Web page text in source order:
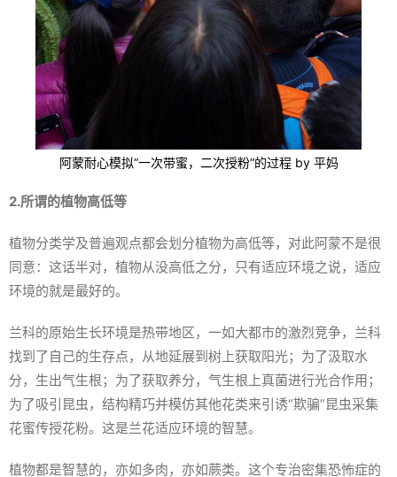
阿蒙耐心模拟“一次带蜜，二次授粉“的过程 by 平妈
2.所谓的植物高低等
植物分类学及普遍观点都会划分植物为高低等，对此阿蒙不是很
同意：这话半对，植物从没高低之分，只有适应环境之说，适应
环境的就是最好的。
兰科的原始生长环境是热带地区，一如大都市的激烈竞争，兰科
找到了自己的生存点，从地延展到树上获取阳光；为了汲取水
分，生出气生根；为了获取养分，气生根上真菌进行光合作用；
为了吸引昆虫，结构精巧并模仿其他花类来引诱“欺骗”昆虫采集
花蜜传授花粉。这是兰花适应环境的智慧。
植物都是智慧的，亦如多肉，亦如蕨类。这个专治密集恐怖症的